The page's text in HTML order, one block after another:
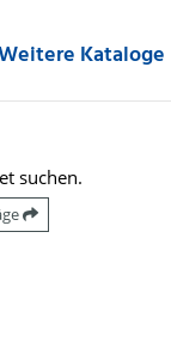
Kataloge
suchen.